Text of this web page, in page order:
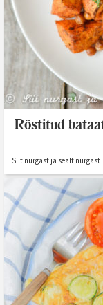
Röstitud
Siit nurgast ja sealt nurgast